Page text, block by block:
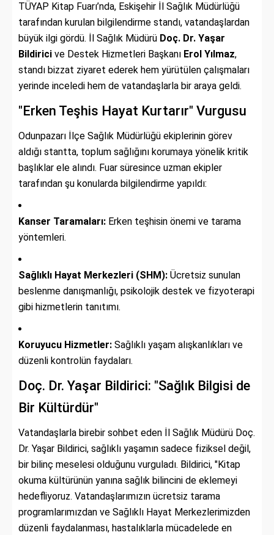
TÜYAP Kitap Fuarı’nda, Eskişehir İl Sağlık Müdürlüğü
tarafından kurulan bilgilendirme standı, vatandaşlardan
büyük ilgi gördü. İl Sağlık Müdürü Doç. Dr. Yaşar
Bildirici ve Destek Hizmetleri Başkanı Erol Yılmaz,
standı bizzat ziyaret ederek hem yürütülen çalışmaları
yerinde inceledi hem de vatandaşlarla bir araya geldi.
"Erken Teşhis Hayat Kurtarır" Vurgusu
Odunpazarı İlçe Sağlık Müdürlüğü ekiplerinin görev
aldığı stantta, toplum sağlığını korumaya yönelik kritik
başlıklar ele alındı. Fuar süresince uzman ekipler
tarafından şu konularda bilgilendirme yapıldı:
Kanser Taramaları: Erken teşhisin önemi ve tarama
yöntemleri.
Sağlıklı Hayat Merkezleri (SHM): Ücretsiz sunulan
beslenme danışmanlığı, psikolojik destek ve fizyoterapi
gibi hizmetlerin tanıtımı.
Koruyucu Hizmetler: Sağlıklı yaşam alışkanlıkları ve
düzenli kontrolün faydaları.
Doç. Dr. Yaşar Bildirici: "Sağlık Bilgisi de
Bir Kültürdür"
Vatandaşlarla birebir sohbet eden İl Sağlık Müdürü Doç.
Dr. Yaşar Bildirici, sağlıklı yaşamın sadece fiziksel değil,
bir bilinç meselesi olduğunu vurguladı. Bildirici, "Kitap
okuma kültürünün yanına sağlık bilincini de eklemeyi
hedefliyoruz. Vatandaşlarımızın ücretsiz tarama
programlarımızdan ve Sağlıklı Hayat Merkezlerimizden
düzenli faydalanması, hastalıklarla mücadelede en